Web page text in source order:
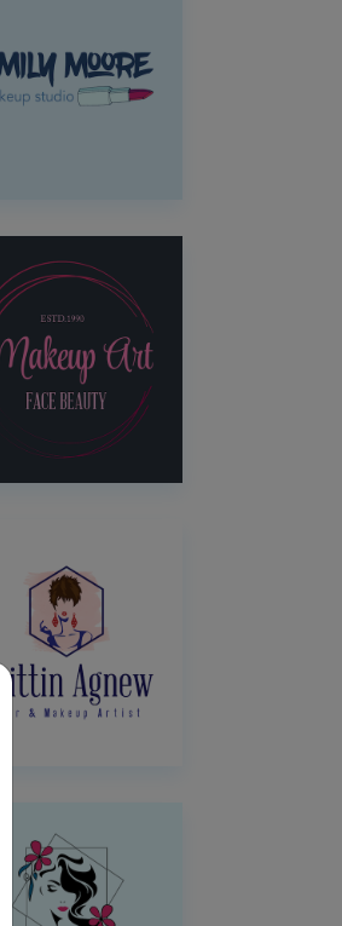
Close